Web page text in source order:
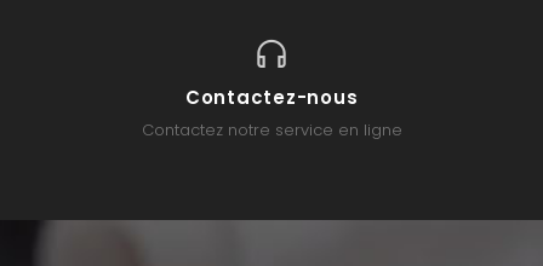
Contactez-nous
Contactez notre service en ligne